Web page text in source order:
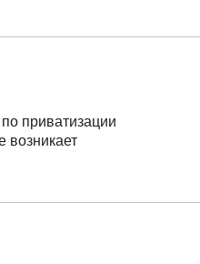
приватизации
возникает